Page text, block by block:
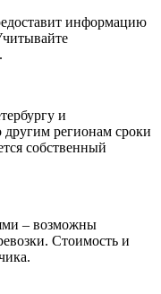
информацию
и
другим регионам сроки
собственный
– возможны
Стоимость и